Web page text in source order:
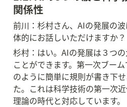
関係性
前川：杉村さん、AIの発展の
体的にお話しいただけますか？
杉村：はい。AIの発展は３つ
ことができます。第一次ブー
のように簡単に規則が書き下
た。これは科学技術の第一次
理論の時代と対応しています。